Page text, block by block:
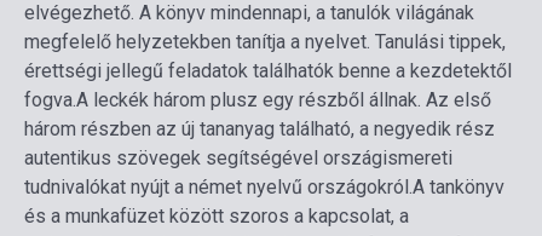
elvégezhető. A könyv mindennapi, a tanulók világának
megfelelő helyzetekben tanítja a nyelvet. Tanulási tippek,
érettségi jellegű feladatok találhatók benne a kezdetektől
fogva.A leckék három plusz egy részből állnak. Az első
három részben az új tananyag található, a negyedik rész
autentikus szövegek segítségével országismereti
tudnivalókat nyújt a német nyelvű országokról.A tankönyv
és a munkafüzet között szoros a kapcsolat, a